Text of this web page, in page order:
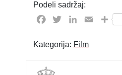
Podeli sadržaj:
Facebook
TwitterLinkedIn
Email
Kategorija: Film